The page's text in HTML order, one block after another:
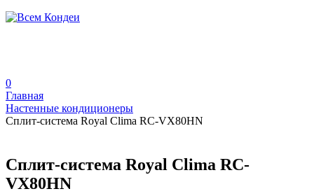
0
Главная
Настенные кондиционеры
Сплит-система Royal Clima RC-VX80HN
Сплит-система Royal Clima RC-
VX80HN